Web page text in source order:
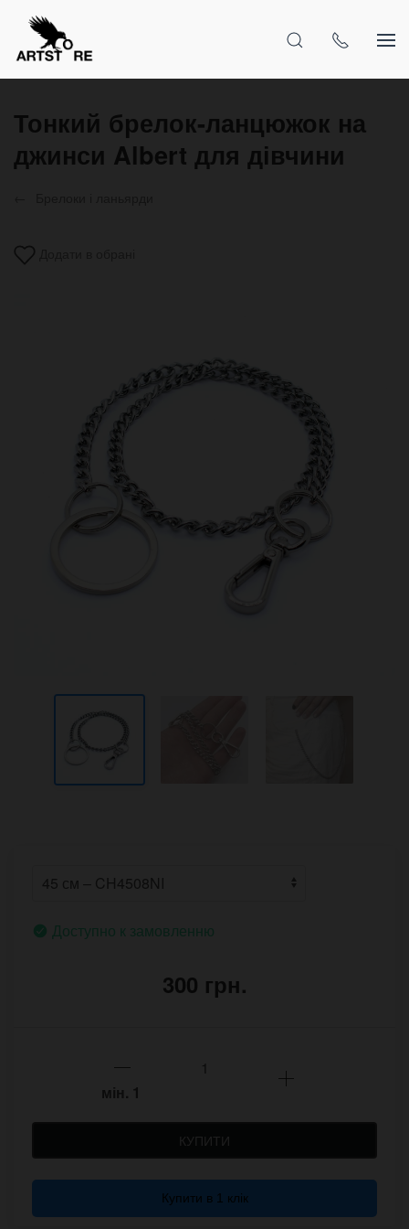
Тонкий брелок-ланцюжок на
джинси Albert для дівчини
Доступно к замовленню
300 грн.
мін. 1
КУПИТИ
Купити в 1 клік